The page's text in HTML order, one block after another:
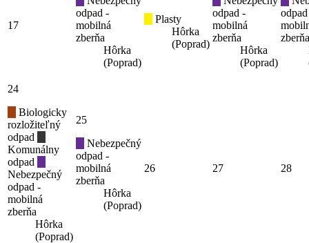
17
odpad -
mobilná
zberňa
Hôrka
(Poprad)
Plasty
Hôrka
(Poprad)
odpad -
mobilná
zberňa
Hôrka
(Poprad)
zberňa
24
Biologicky
rozložiteľný
odpad
Komunálny
odpad
Nebezpečný
odpad -
mobilná
zberňa
Hôrka
(Poprad)
25
Nebezpečný
odpad -
mobilná
zberňa
Hôrka
(Poprad)
26 27 28